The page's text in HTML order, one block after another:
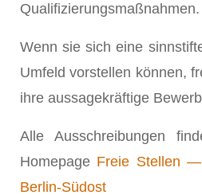
Qualifizierungsmaßnahmen.
Wenn sie sich eine
Umfeld vorstellen können,
ihre aussagekräftige
Alle Ausschreibungen
Homepage Freie Stellen ―
Berlin-Südost